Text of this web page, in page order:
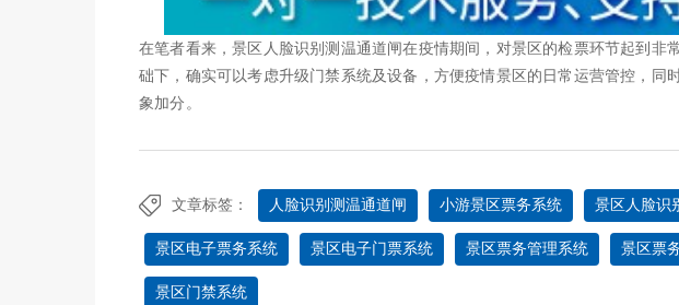
在笔者看来，景区人脸识别测温通道闸在疫情期间，对景区的检票环节起到非
础下，确实可以考虑升级门禁系统及设备，方便疫情景区的日常运营管控，同
象加分。
文章标签： 人脸识别测温通道闸 小游景区票务系统 景区人脸识
景区电子票务系统 景区电子门票系统 景区票务管理系统 景区票
景区门禁系统